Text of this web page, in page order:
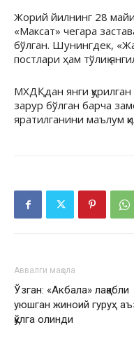
Жорий йилнинг 28
«Максат» чегара
бўлган. Шунингдек,
постлари ҳам тўлиқ
МХДҚдан янги
зарур бўлган барча
яратилганини маълум
Аввалги мақола
Ўзган: «Акбала» лақабли
уюшган жиноий гуруҳ
қўлга олинди